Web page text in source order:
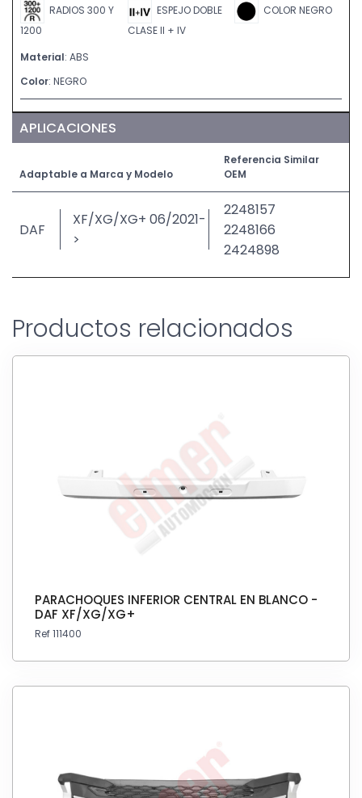
RADIOS 300 Y
1200
ESPEJO DOBLE
CLASE II + IV
COLOR NEGRO
Material: ABS
Color: NEGRO
APLICACIONES
Adaptable a Marca y Modelo
Referencia Similar
OEM
DAF
XF/XG/XG+ 06/2021-
>
2248157
2248166
2424898
Productos relacionados
PARACHOQUES INFERIOR CENTRAL EN BLANCO -
DAF XF/XG/XG+
Ref 111400